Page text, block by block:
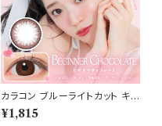
カラコン ブルーライトカット キャ
ンディーマジック ワンデー 【CO
LOR：ビギナーチョコレート】1箱
¥1,815